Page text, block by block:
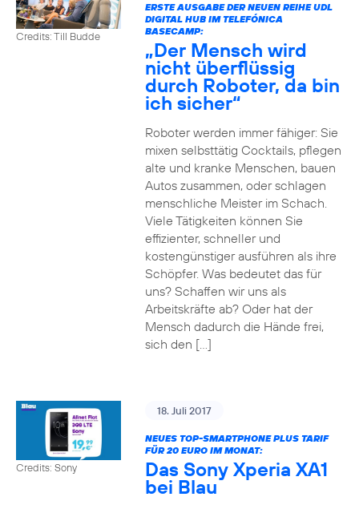
Credits: Till Budde
ERSTE AUSGABE DER NEUEN REIHE UDL
DIGITAL HUB IM TELEFÓNICA
BASECAMP:
„Der Mensch wird
nicht überflüssig
durch Roboter, da bin
ich sicher“
Roboter werden immer fähiger: Sie
mixen selbsttätig Cocktails, pflegen
alte und kranke Menschen, bauen
Autos zusammen, oder schlagen
menschliche Meister im Schach.
Viele Tätigkeiten können Sie
effizienter, schneller und
kostengünstiger ausführen als ihre
Schöpfer. Was bedeutet das für
uns? Schaffen wir uns als
Arbeitskräfte ab? Oder hat der
Mensch dadurch die Hände frei,
sich den […]
Credits: Sony
18. Juli 2017
NEUES TOP-SMARTPHONE PLUS TARIF
FÜR 20 EURO IM MONAT:
Das Sony Xperia XA1
bei Blau